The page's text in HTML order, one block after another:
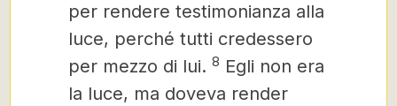
per rendere testimonianza alla
luce, perché tutti credessero
per mezzo di lui. 8 Egli non era
la luce, ma doveva render